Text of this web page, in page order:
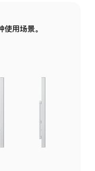
使用场景。